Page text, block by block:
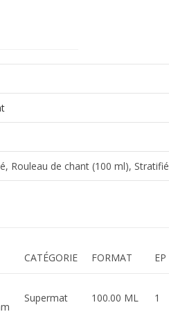
Rouleau de chant (100 ml), Stratifié
CATÉGORIE FORMAT EP
Supermat 100.00 ML 1